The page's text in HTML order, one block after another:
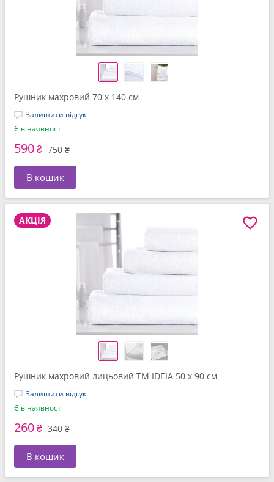
Рушник махровий 70 x 140 см
Залишити відгук
Є в наявності
590₴ 750 ₴
В кошик
АКЦІЯ
Рушник махровий лицьовий ТМ IDEIA 50 x 90 см
Залишити відгук
Є в наявності
260₴ 340 ₴
В кошик